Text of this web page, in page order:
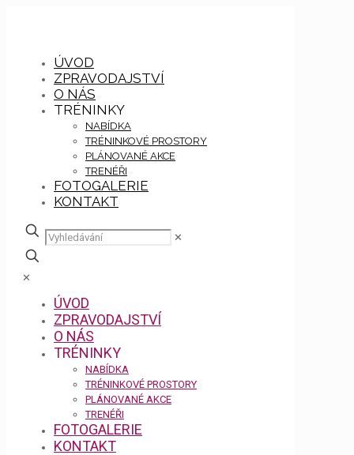
ÚVOD
ZPRAVODAJSTVÍ
O NÁS
TRÉNINKY
NABÍDKA
TRÉNINKOVÉ PROSTORY
PLÁNOVANÉ AKCE
TRENÉŘI
FOTOGALERIE
KONTAKT
✕
✕
ÚVOD
ZPRAVODAJSTVÍ
O NÁS
TRÉNINKY
NABÍDKA
TRÉNINKOVÉ PROSTORY
PLÁNOVANÉ AKCE
TRENÉŘI
FOTOGALERIE
KONTAKT